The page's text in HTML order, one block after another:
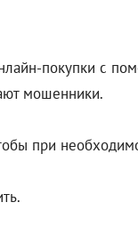
покупки с
мошенники.
при